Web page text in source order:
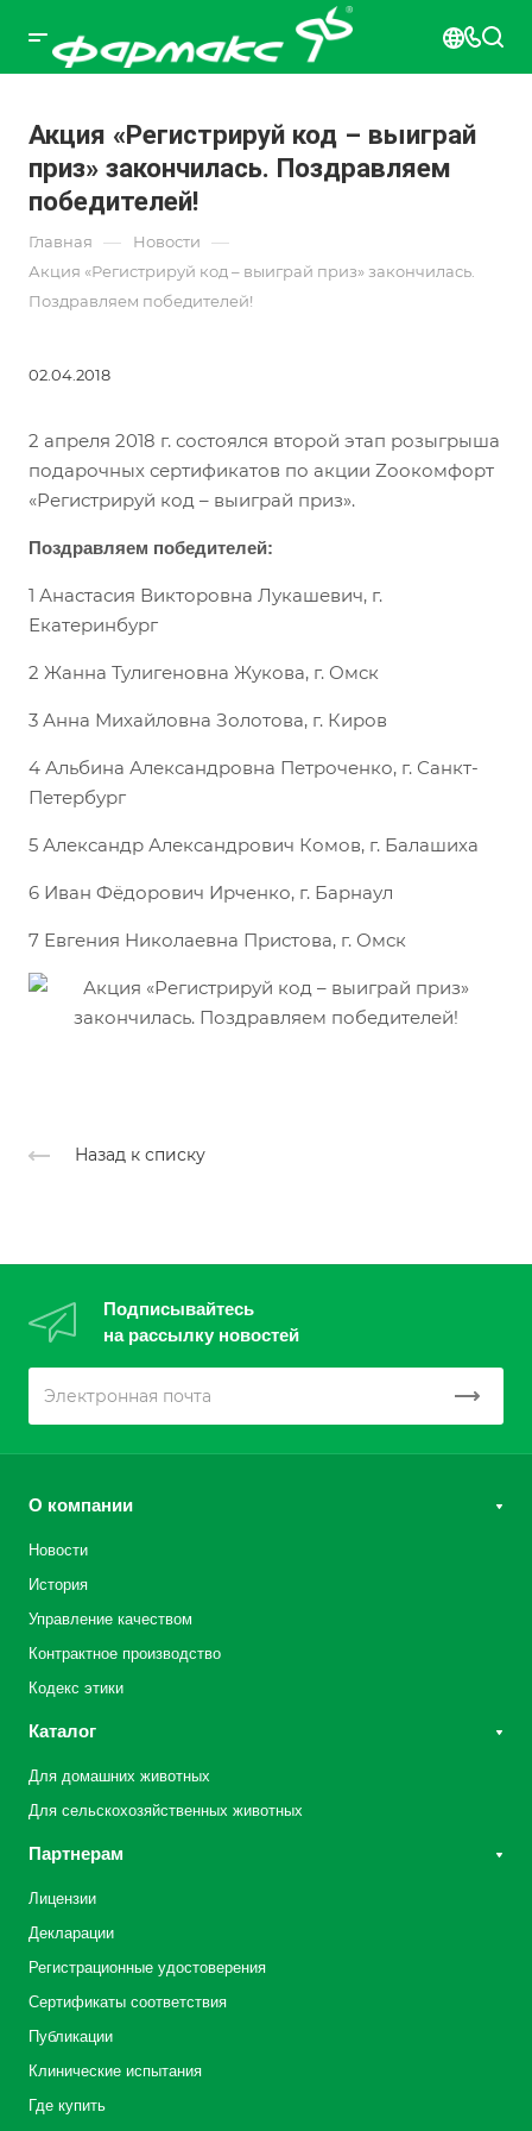
Акция «Регистрируй код – выиграй
приз» закончилась. Поздравляем
победителей!
Главная — Новости —
Акция «Регистрируй код – выиграй приз» закончилась.
Поздравляем победителей!
02.04.2018
2 апреля 2018 г. состоялся второй этап розыгрыша
подарочных сертификатов по акции Zоокомфорт
«Регистрируй код – выиграй приз».
Поздравляем победителей:
1 Анастасия Викторовна Лукашевич, г.
Екатеринбург
2 Жанна Тулигеновна Жукова, г. Омск
3 Анна Михайловна Золотова, г. Киров
4 Альбина Александровна Петроченко, г. Санкт-
Петербург
5 Александр Александрович Комов, г. Балашиха
6 Иван Фёдорович Ирченко, г. Барнаул
7 Евгения Николаевна Пристова, г. Омск
Назад к списку
Подписывайтесь
на рассылку новостей
О компании
Новости
История
Управление качеством
Контрактное производство
Кодекс этики
Каталог
Для домашних животных
Для сельскохозяйственных животных
Партнерам
Лицензии
Декларации
Регистрационные удостоверения
Сертификаты соответствия
Публикации
Клинические испытания
Где купить